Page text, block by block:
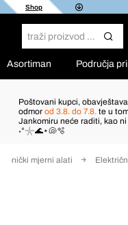
Shop
Asortiman Područja
Poštovani kupci,
odmor od 3.8. do 7.8. te u
Jankomiru neće raditi, kao
˖°𓇼🌊⋆🐚🫧
mjerni alati